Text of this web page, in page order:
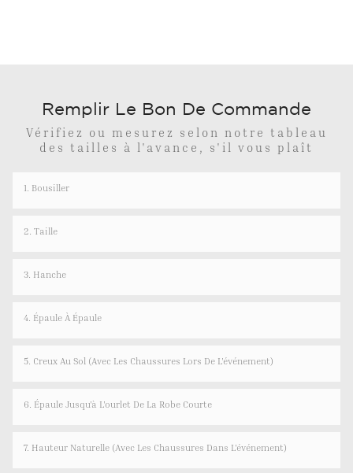
Remplir Le Bon De Commande
Vérifiez ou mesurez selon notre tableau
des tailles à l'avance, s'il vous plaît
1. Bousiller
2. Taille
3. Hanche
4. Épaule À Épaule
5. Creux Au Sol (avec Les Chaussures Lors De L'événement)
6. Épaule Jusqu'à L'ourlet De La Robe Courte
7. Hauteur Naturelle (avec Les Chaussures Dans L'événement)